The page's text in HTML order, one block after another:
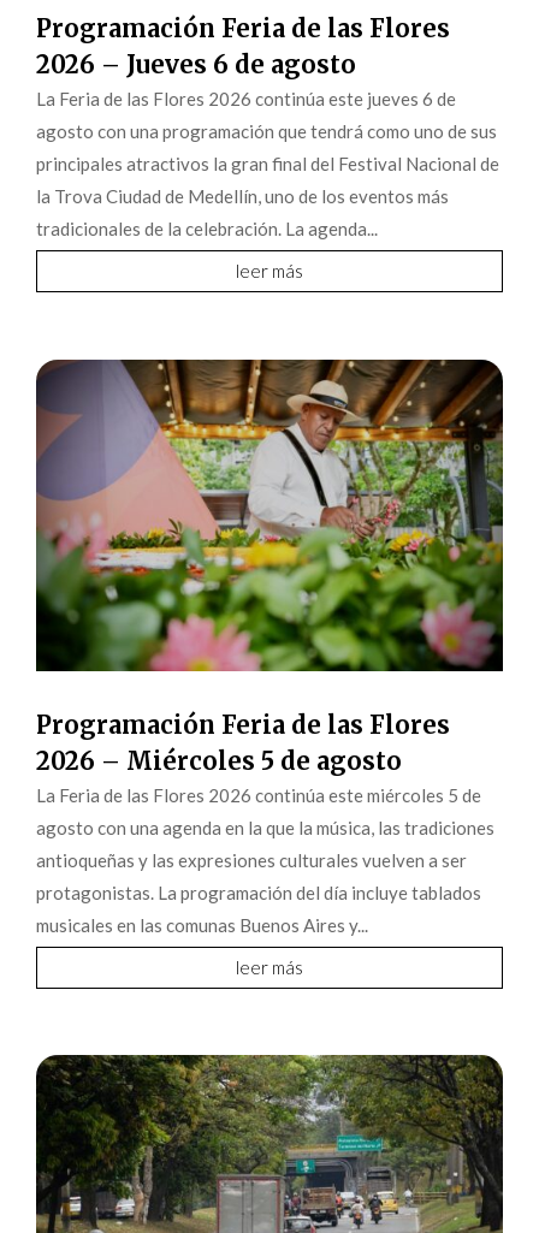
Programación Feria de las Flores
2026 – Jueves 6 de agosto
La Feria de las Flores 2026 continúa este jueves 6 de
agosto con una programación que tendrá como uno de sus
principales atractivos la gran final del Festival Nacional de
la Trova Ciudad de Medellín, uno de los eventos más
tradicionales de la celebración. La agenda...
leer más
Programación Feria de las Flores
2026 – Miércoles 5 de agosto
La Feria de las Flores 2026 continúa este miércoles 5 de
agosto con una agenda en la que la música, las tradiciones
antioqueñas y las expresiones culturales vuelven a ser
protagonistas. La programación del día incluye tablados
musicales en las comunas Buenos Aires y...
leer más